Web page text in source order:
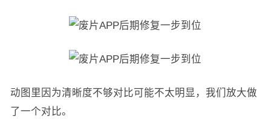
动图里因为清晰度不够对比可能不太明显，我们放大做
了一个对比。